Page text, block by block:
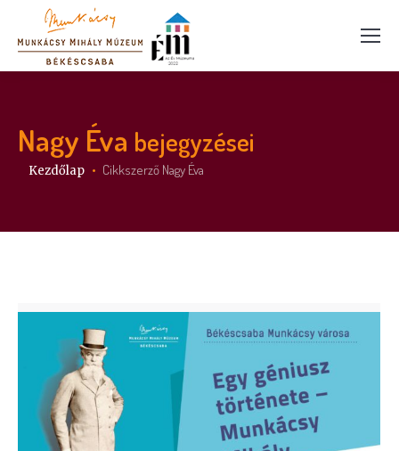
Nagy Éva bejegyzései
Itt vagy:
Kezdőlap Cikkszerző Nagy Éva